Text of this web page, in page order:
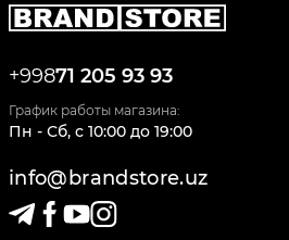
+99871 205 93 93
График работы магазина:
Пн - Сб, c 10:00 до 19:00
info@brandstore.uz